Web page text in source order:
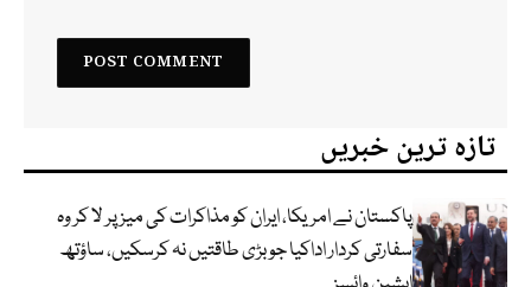
تازہ ترین خبریں
پاکستان نے امریکا، ایران کو مذاکرات کی میز پر لا کر وہ
سفارتی کردار اداکیا جو بڑی طاقتیں نہ کرسکیں، ساؤتھ